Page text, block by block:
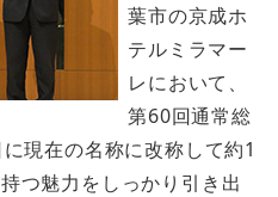
葉市の京成ホ
テルミラマー
レにおいて、
第60回通常総
現在の名称に改称して約1
つ魅力をしっかり引き出